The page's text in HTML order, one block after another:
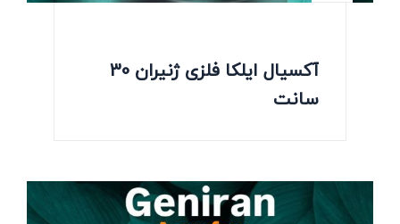
آکسیال ایلکا فلزی ژنیران 30
سانت